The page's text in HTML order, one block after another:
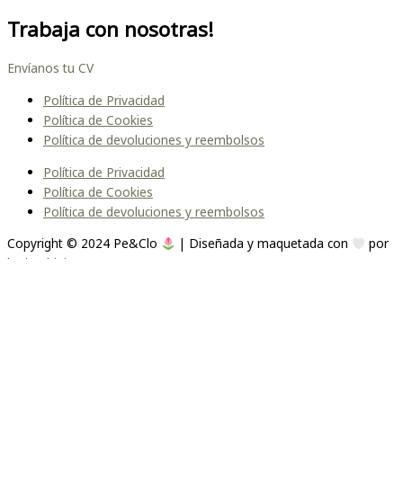
Trabaja con nosotras!
Envíanos tu CV
Política de Privacidad
Política de Cookies
Política de devoluciones y reembolsos
Política de Privacidad
Política de Cookies
Política de devoluciones y reembolsos
Copyright © 2024 Pe&Clo
| Diseñada y maquetada con
por
lopipedrini